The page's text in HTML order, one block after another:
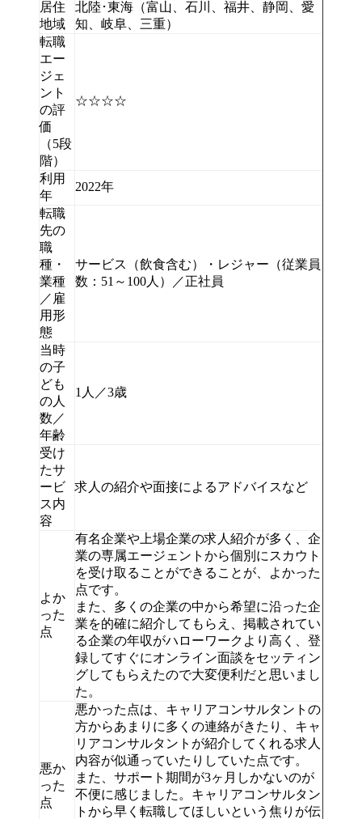
居住
地域
北陸･東海（富山、石川、福井、静岡、愛
知、岐阜、三重）
転職
エー
ジェ
ント
の評
価
（5段
階）
☆☆☆☆
利用
年
2022年
転職
先の
職
種・
業種
／雇
用形
態
サービス（飲食含む）・レジャー（従業員
数：51～100人）／正社員
当時
の子
ども
の人
数／
年齢
1人／3歳
受け
たサ
ービ
ス内
容
求人の紹介や面接によるアドバイスなど
よか
った
点
有名企業や上場企業の求人紹介が多く、企
業の専属エージェントから個別にスカウト
を受け取ることができることが、よかった
点です。
また、多くの企業の中から希望に沿った企
業を的確に紹介してもらえ、掲載されてい
る企業の年収がハローワークより高く、登
録してすぐにオンライン面談をセッティン
グしてもらえたので大変便利だと思いまし
た。
悪か
った
点
悪かった点は、キャリアコンサルタントの
方からあまりに多くの連絡がきたり、キャ
リアコンサルタントが紹介してくれる求人
内容が似通っていたりしていた点です。
また、サポート期間が3ヶ月しかないのが
不便に感じました。キャリアコンサルタン
トから早く転職してほしいという焦りが伝